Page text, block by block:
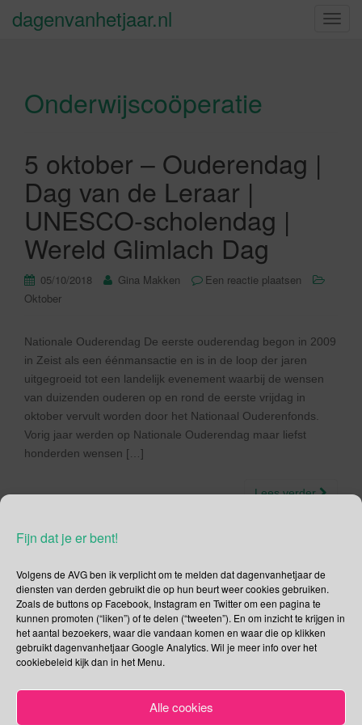
Fijn dat je er bent!
Volgens de AVG ben ik verplicht om te melden dat dagenvanhetjaar de
diensten van derden gebruikt die op hun beurt weer cookies gebruiken.
Zoals de buttons op Facebook, Instagram en Twitter om een pagina te
kunnen promoten (“liken”) of te delen (“tweeten”). En om inzicht te krijgen in
het aantal bezoekers, waar die vandaan komen en waar die op klikken
gebruikt dagenvanhetjaar Google Analytics. Wil je meer info over het
cookiebeleid kijk dan in het Menu.
Alle cookies
S
dagenvanhetjaar.nl
Onderwijscoöperatie
5 oktober – Ouderendag |
Dag van de Leraar |
UNESCO-scholendag |
Wereld Glimlach Dag
05/10/2018 Gina Makken
Een reactie plaatsen
Oktober
Nationale Ouderendag De eerste ouderendag begon in 2009
in Zeist als een éénmansactie en is in de loop der jaren
uitgegroeid tot een landelijk evenement waarbij de wensen
van duizenden ouderen op en rond de eerste vrijdag in
oktober vervult worden door het Nationaal Ouderenfonds.
Vorig jaar werden op Nationale Ouderendag maar liefst
honderden wensen […]
Lees verder
Social Media
Je kunt me volgen op